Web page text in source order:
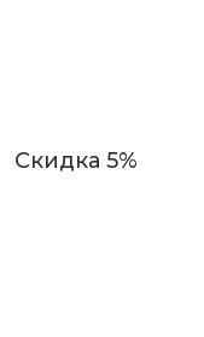
Скидка 5%